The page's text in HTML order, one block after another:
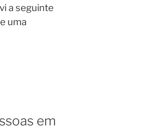
a seguinte
uma
em